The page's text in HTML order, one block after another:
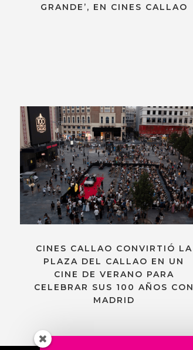
GRANDE’, EN CINES CALLAO
CINES CALLAO CONVIRTIÓ LA
PLAZA DEL CALLAO EN UN
CINE DE VERANO PARA
CELEBRAR SUS 100 AÑOS CON
MADRID